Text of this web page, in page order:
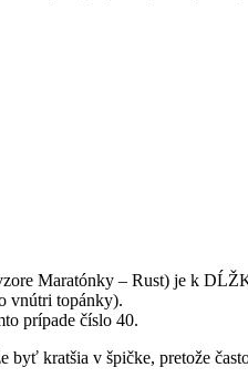
Maratónky – Rust) je k
vnútri topánky).
prípade číslo 40.
kratšia v špičke, pretože